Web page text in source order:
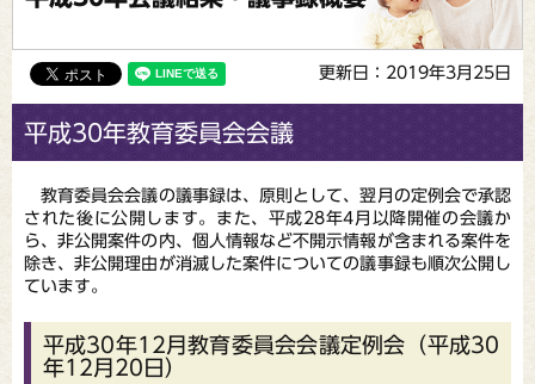
更新日：2019年3月25日
平成30年教育委員会会議
教育委員会会議の議事録は、原則として、翌月の定例会で承認
された後に公開します。また、平成28年4月以降開催の会議か
ら、非公開案件の内、個人情報など不開示情報が含まれる案件を
除き、非公開理由が消滅した案件についての議事録も順次公開し
ています。
平成30年12月教育委員会会議定例会（平成30
年12月20日）